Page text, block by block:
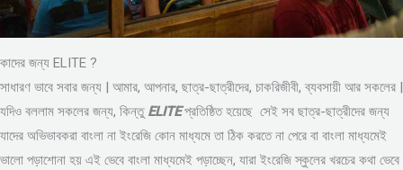
কাদের জন্য ELITE ?
সাধারণ ভাবে সবার জন্য | আমার, আপনার, ছাত্র-ছাত্রীদের, চাকরিজীবী, ব্যবসায়ী আর সকলের |
যদিও বললাম সকলের জন্য, কিন্তু ELITEপ্রতিষ্ঠিত হয়েছে সেই সব ছাত্র-ছাত্রীদের জন্য
যাদের অভিভাবকরা বাংলা না ইংরেজি কোন মাধ্যমে তা ঠিক করতে না পেরে বা বাংলা মাধ্যমেই
ভালো পড়াশোনা হয় এই ভেবে বাংলা মাধ্যমেই পড়াচ্ছেন, যারা ইংরেজি স্কুলের খরচের কথা ভেবে